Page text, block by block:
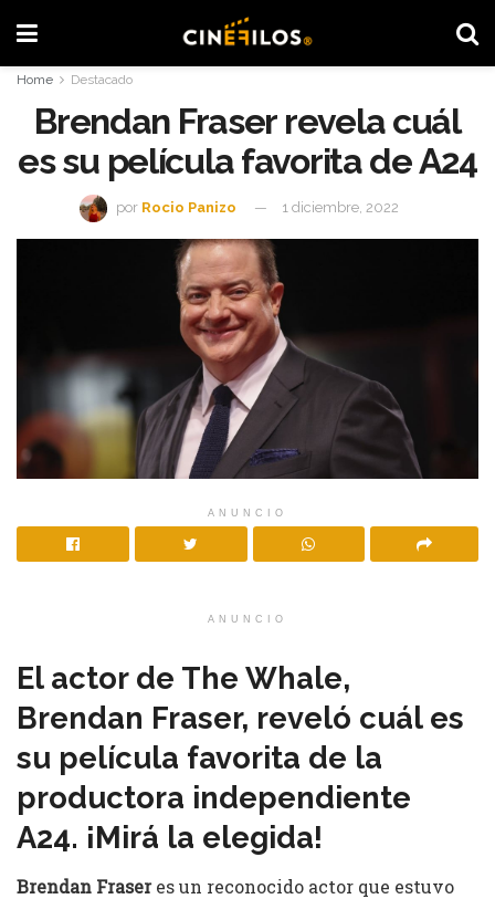
Home Destacado
Brendan Fraser revela cuál
es su película favorita de A24
por Rocio Panizo 1 diciembre, 2022
ANUNCIO
ANUNCIO
El actor de The Whale,
Brendan Fraser, reveló cuál es
su película favorita de la
productora independiente
A24. ¡Mirá la elegida!
Brendan Fraseres un reconocido actor que estuvo